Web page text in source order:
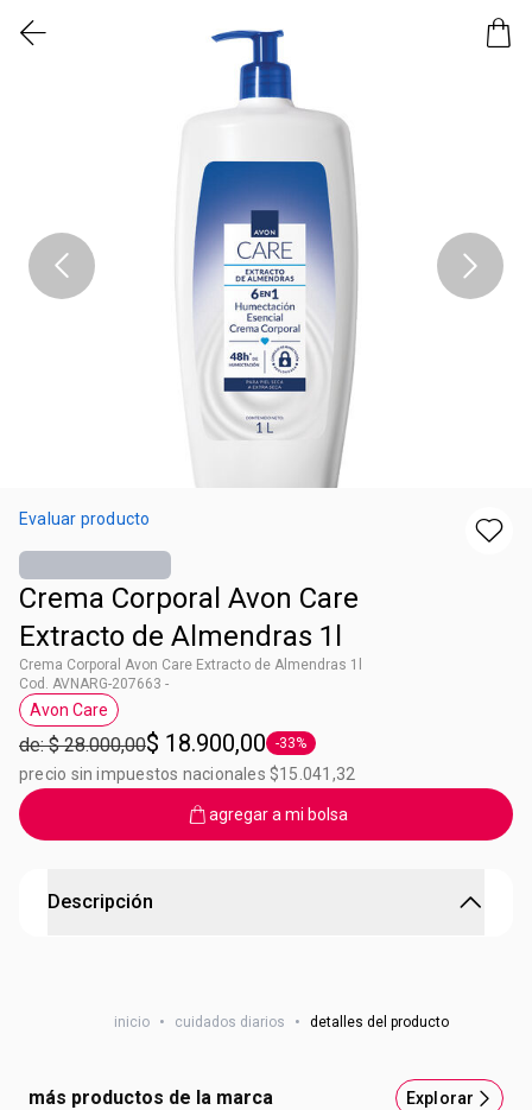
Evaluar producto
Crema Corporal Avon Care
Extracto de Almendras 1l
Crema Corporal Avon Care Extracto de Almendras 1l
Cod. AVNARG-207663 -
Etiqueta Avon Care
Avon Care
de: $ 28.000,00$ 18.900,00 Etiqueta -33%
-33%
precio sin impuestos nacionales $15.041,32
agregar a mi bolsa
Descripción
• Humectación
inicio • cuidados diarios • detalles del producto
más productos de la marca Explorar